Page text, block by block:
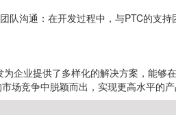
队沟通：在开发过程中，与PTC的支
为企业提供了多样化的解决方案，能够
场竞争中脱颖而出，实现更高水平的产